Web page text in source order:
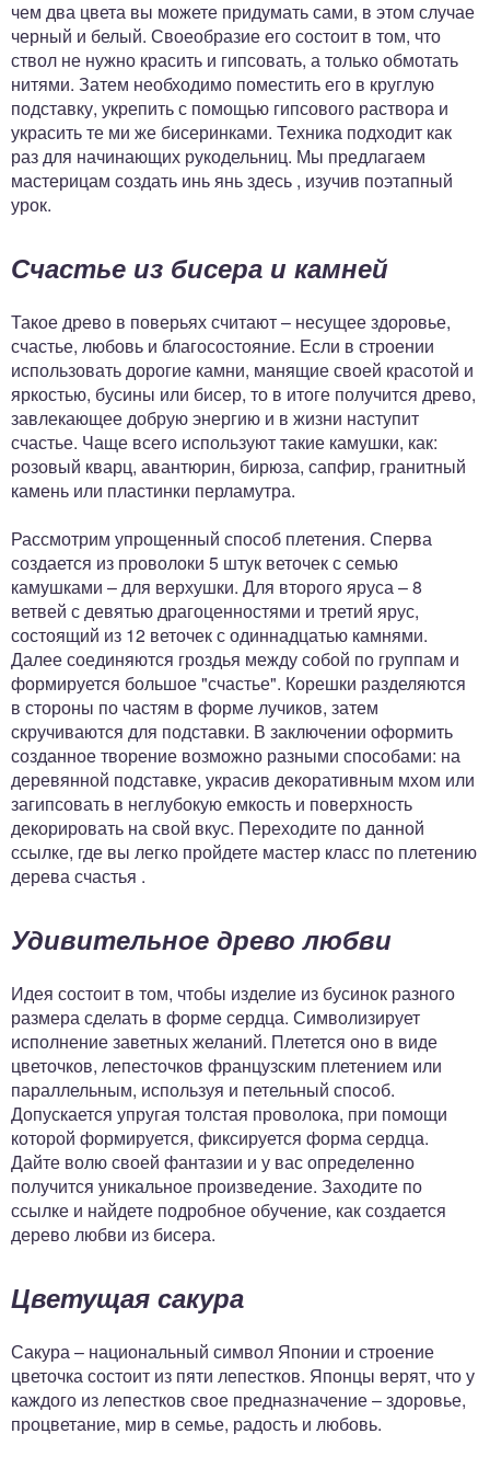
чем два цвета вы можете придумать сами, в этом случае
черный и белый. Своеобразие его состоит в том, что
ствол не нужно красить и гипсовать, а только обмотать
нитями. Затем необходимо поместить его в круглую
подставку, укрепить с помощью гипсового раствора и
украсить те ми же бисеринками. Техника подходит как
раз для начинающих рукодельниц. Мы предлагаем
мастерицам создать инь янь здесь , изучив поэтапный
урок.
Счастье из бисера и камней
Такое древо в поверьях считают – несущее здоровье,
счастье, любовь и благосостояние. Если в строении
использовать дорогие камни, манящие своей красотой и
яркостью, бусины или бисер, то в итоге получится древо,
завлекающее добрую энергию и в жизни наступит
счастье. Чаще всего используют такие камушки, как:
розовый кварц, авантюрин, бирюза, сапфир, гранитный
камень или пластинки перламутра.
Рассмотрим упрощенный способ плетения. Сперва
создается из проволоки 5 штук веточек с семью
камушками – для верхушки. Для второго яруса – 8
ветвей с девятью драгоценностями и третий ярус,
состоящий из 12 веточек с одиннадцатью камнями.
Далее соединяются гроздья между собой по группам и
формируется большое "счастье". Корешки разделяются
в стороны по частям в форме лучиков, затем
скручиваются для подставки. В заключении оформить
созданное творение возможно разными способами: на
деревянной подставке, украсив декоративным мхом или
загипсовать в неглубокую емкость и поверхность
декорировать на свой вкус. Переходите по данной
ссылке, где вы легко пройдете мастер класс по плетению
дерева счастья .
Удивительное древо любви
Идея состоит в том, чтобы изделие из бусинок разного
размера сделать в форме сердца. Символизирует
исполнение заветных желаний. Плетется оно в виде
цветочков, лепесточков французским плетением или
параллельным, используя и петельный способ.
Допускается упругая толстая проволока, при помощи
которой формируется, фиксируется форма сердца.
Дайте волю своей фантазии и у вас определенно
получится уникальное произведение. Заходите по
ссылке и найдете подробное обучение, как создается
дерево любви из бисера.
Цветущая сакура
Сакура – национальный символ Японии и строение
цветочка состоит из пяти лепестков. Японцы верят, что у
каждого из лепестков свое предназначение – здоровье,
процветание, мир в семье, радость и любовь.